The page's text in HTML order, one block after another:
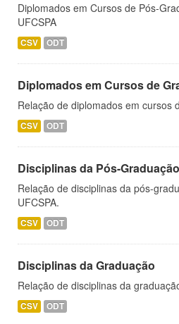
Diplomados em Cursos de Pós-
UFCSPA
CSV ODT
Diplomados em Cursos de
Relação de diplomados em cursos
CSV ODT
Disciplinas da Pós-
Relação de disciplinas da pós-
UFCSPA.
CSV ODT
Disciplinas da Graduação
Relação de disciplinas da
CSV ODT